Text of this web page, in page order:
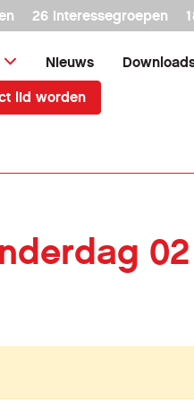
26 interessegroepen
Nieuws
lid worden